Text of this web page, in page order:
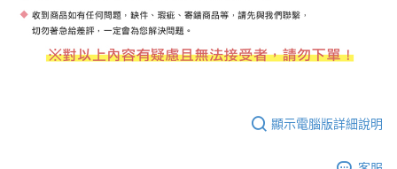
顯示電腦版詳細說明